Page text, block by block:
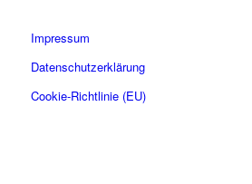
Impressum
Datenschutzerklärung
Cookie-Richtlinie (EU)